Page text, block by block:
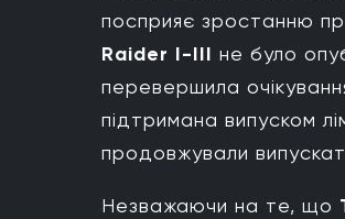
посприяє зростанню
Raider I-III не було
перевершила
підтримана випуском
продовжували
Незважаючи на те, що